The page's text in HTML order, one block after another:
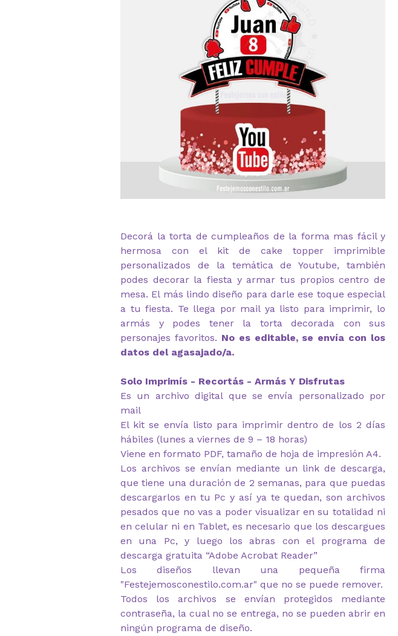
Decorá la torta de cumpleaños de la forma mas fácil y
hermosa con el kit de cake topper imprimible
personalizados de la temática de Youtube, también
podes decorar la fiesta y armar tus propios centro de
mesa. El más lindo diseño para darle ese toque especial
a tu fiesta. Te llega por mail ya listo para imprimir, lo
armás y podes tener la torta decorada con sus
personajes favoritos. No es editable, se envía con los
datos del agasajado/a.
Solo Imprimís - Recortás - Armás Y Disfrutas
Es un archivo digital que se envía personalizado por
mail
El kit se envía listo para imprimir dentro de los 2 días
hábiles (lunes a viernes de 9 – 18 horas)
Viene en formato PDF, tamaño de hoja de impresión A4.
Los archivos se envían mediante un link de descarga,
que tiene una duración de 2 semanas, para que puedas
descargarlos en tu Pc y así ya te quedan, son archivos
pesados que no vas a poder visualizar en su totalidad ni
en celular ni en Tablet, es necesario que los descargues
en una Pc, y luego los abras con el programa de
descarga gratuita “Adobe Acrobat Reader”
Los diseños llevan una pequeña firma
"Festejemosconestilo.com.ar" que no se puede remover.
Todos los archivos se envían protegidos mediante
contraseña, la cual no se entrega, no se pueden abrir en
ningún programa de diseño.